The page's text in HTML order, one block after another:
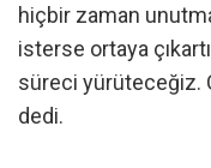
hiçbir zaman
isterse ortaya
süreci yürüteceğiz.
dedi.